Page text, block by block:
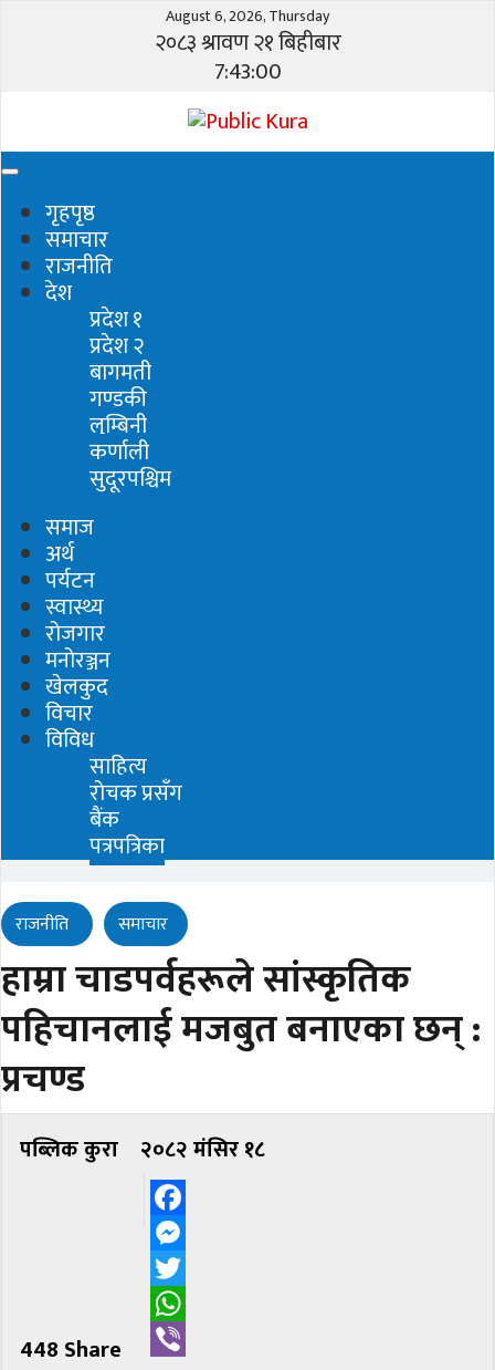
August 6, 2026, Thursday
२०८३ श्रावण २१ बिहीबार
7:43:01
गृहपृष्ठ
समाचार
राजनीति
देश
प्रदेश १
प्रदेश २
बागमती
गण्डकी
लुम्बिनी
कर्णाली
सुदूरपश्चिम
समाज
अर्थ
पर्यटन
स्वास्थ्य
रोजगार
मनोरञ्जन
खेलकुद
विचार
विविध
साहित्य
रोचक प्रसँग
बैंक
पत्रपत्रिका
राजनीति समाचार
हाम्रा चाडपर्वहरूले सांस्कृतिक
पहिचानलाई मजबुत बनाएका छन् :
प्रचण्ड
पब्लिक कुरा २०८२ मंसिर १८
448 Share
Facebook
Messenger
Twitter
WhatsApp